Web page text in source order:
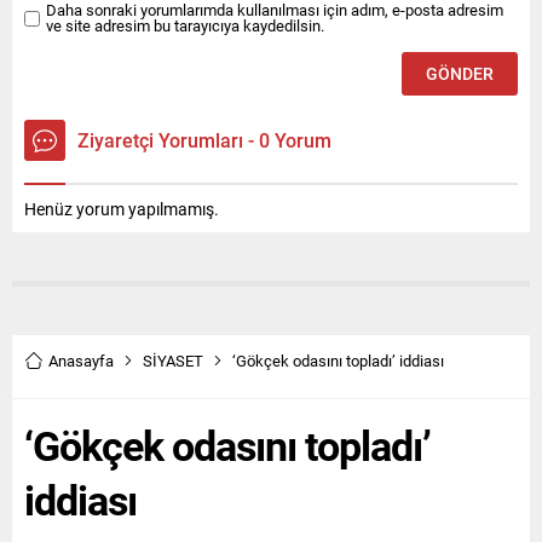
vesikasıdır" ifadesini kullandı.
Daha sonraki yorumlarımda kullanılması için adım, e-posta adresim
ve site adresim bu tarayıcıya kaydedilsin.
Ziyaretçi Yorumları - 0 Yorum
Henüz yorum yapılmamış.
Anasayfa SİYASET ‘Gökçek odasını topladı’ iddiası
‘Gökçek odasını topladı’
iddiası